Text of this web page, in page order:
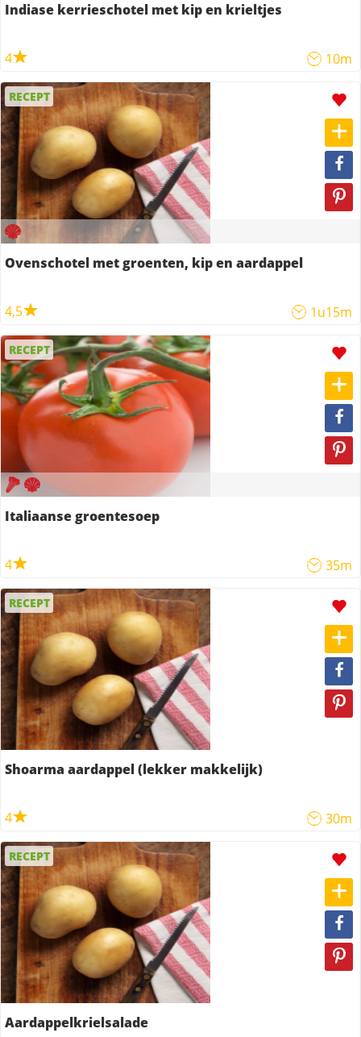
Indiase kerrieschotel met kip en krieltjes
4 10m
RECEPT
Ovenschotel met groenten, kip en aardappel
4,5 1u15m
RECEPT
Italiaanse groentesoep
4 35m
RECEPT
Shoarma aardappel (lekker makkelijk)
4 30m
RECEPT
Aardappelkrielsalade